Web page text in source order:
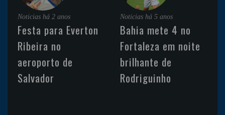
Noticias há 2 anos
Festa para Everton
Ribeira no
aeroporto de
Salvador
Noticias há 5 anos
Bahia mete 4 no
Fortaleza em noite
brilhante de
Rodriguinho